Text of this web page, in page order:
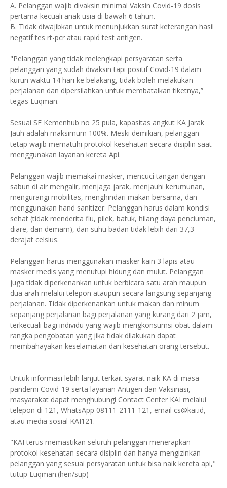
A. Pelanggan wajib divaksin minimal Vaksin Covid-19 dosis
pertama kecuali anak usia di bawah 6 tahun.
B. Tidak diwajibkan untuk menunjukkan surat keterangan hasil
negatif tes rt-pcr atau rapid test antigen.
"Pelanggan yang tidak melengkapi persyaratan serta
pelanggan yang sudah divaksin tapi positif Covid-19 dalam
kurun waktu 14 hari ke belakang, tidak boleh melakukan
perjalanan dan dipersilahkan untuk membatalkan tiketnya,”
tegas Luqman.
Sesuai SE Kemenhub no 25 pula, kapasitas angkut KA Jarak
Jauh adalah maksimum 100%. Meski demikian, pelanggan
tetap wajib mematuhi protokol kesehatan secara disiplin saat
menggunakan layanan kereta Api.
Pelanggan wajib memakai masker, mencuci tangan dengan
sabun di air mengalir, menjaga jarak, menjauhi kerumunan,
mengurangi mobilitas, menghindari makan bersama, dan
menggunakan hand sanitizer. Pelanggan harus dalam kondisi
sehat (tidak menderita flu, pilek, batuk, hilang daya penciuman,
diare, dan demam), dan suhu badan tidak lebih dari 37,3
derajat celsius.
Pelanggan harus menggunakan masker kain 3 lapis atau
masker medis yang menutupi hidung dan mulut. Pelanggan
juga tidak diperkenankan untuk berbicara satu arah maupun
dua arah melalui telepon ataupun secara langsung sepanjang
perjalanan. Tidak diperkenankan untuk makan dan minum
sepanjang perjalanan bagi perjalanan yang kurang dari 2 jam,
terkecuali bagi individu yang wajib mengkonsumsi obat dalam
rangka pengobatan yang jika tidak dilakukan dapat
membahayakan keselamatan dan kesehatan orang tersebut.
Untuk informasi lebih lanjut terkait syarat naik KA di masa
pandemi Covid-19 serta layanan Antigen dan Vaksinasi,
masyarakat dapat menghubungi Contact Center KAI melalui
telepon di 121, WhatsApp 08111-2111-121, email cs@kai.id,
atau media sosial KAI121.
"KAI terus memastikan seluruh pelanggan menerapkan
protokol kesehatan secara disiplin dan hanya mengizinkan
pelanggan yang sesuai persyaratan untuk bisa naik kereta api,"
tutup Luqman.(hen/sup)